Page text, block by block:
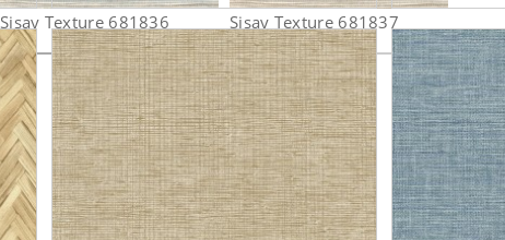
Sisay Texture 681836 Sisay Texture 681837